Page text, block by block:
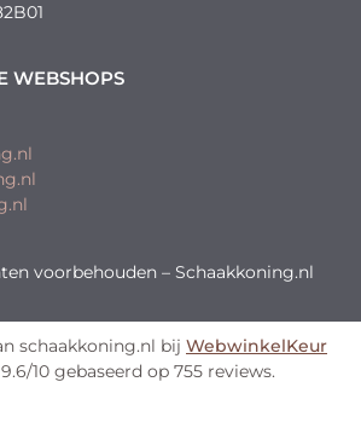
WEBSHOPS
voorbehouden – Schaakkoning.nl
schaakkoning.nl bij WebwinkelKeur
10 gebaseerd op 755 reviews.